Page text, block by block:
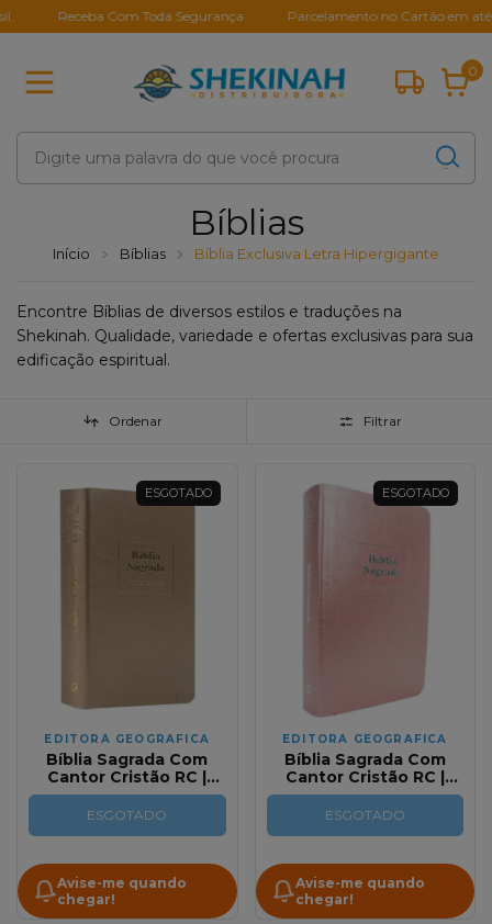
Receba Com Toda Segurança Parcelamento no Cartão em até 10X
0
Bíblias
Início Bíblias Bíblia Exclusiva Letra Hipergigante
Encontre Bíblias de diversos estilos e traduções na
Shekinah. Qualidade, variedade e ofertas exclusivas para sua
edificação espiritual.
Ordenar Filtrar
ESGOTADO
EDITORA GEOGRAFICA
Bíblia Sagrada Com
Cantor Cristão RC |
Letra Grande Capa
Luxo Champanhe
ESGOTADO
Avise-me quando
chegar!
ESGOTADO
EDITORA GEOGRAFICA
Bíblia Sagrada Com
Cantor Cristão RC |
Letra Grande Capa
Luxo Rosa
ESGOTADO
Avise-me quando
chegar!